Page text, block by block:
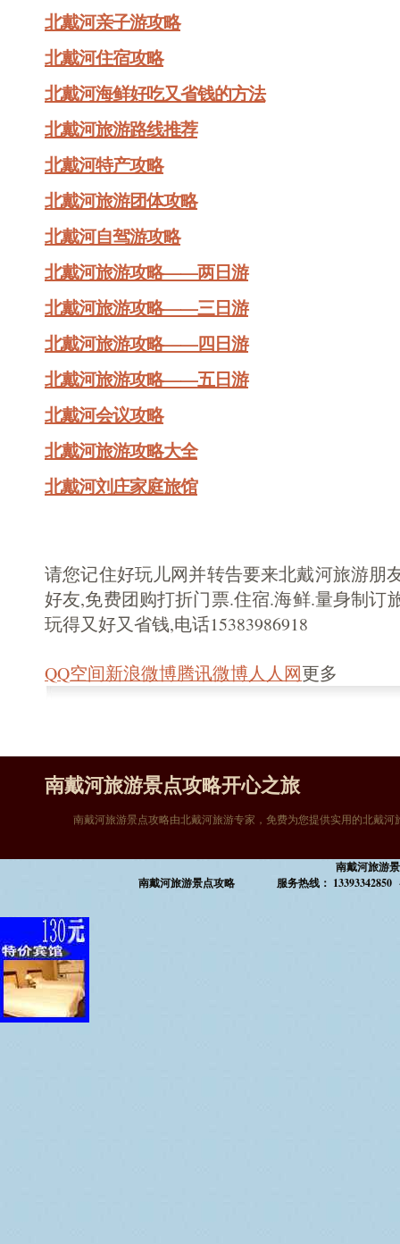
北戴河亲子游攻略
北戴河住宿攻略
北戴河海鲜好吃又省钱的方法
北戴河旅游路线推荐
北戴河特产攻略
北戴河旅游团体攻略
北戴河自驾游攻略
北戴河旅游攻略——两日游
北戴河旅游攻略——三日游
北戴河旅游攻略——四日游
北戴河旅游攻略——五日游
北戴河会议攻略
北戴河旅游攻略大全
北戴河刘庄家庭旅馆
请您记住好玩儿网并转告要来北戴河旅游朋
好友,免费团购打折门票.住宿.海鲜.量身制订
玩得又好又省钱,电话15383986918
QQ空间新浪微博腾讯微博人人网更多
南戴河旅游景点攻略开心之旅
南戴河旅游景点攻略由北戴河旅游专家，免费为您提供实用的北戴河
南戴河旅游
南戴河旅游景点攻略 服务热线：